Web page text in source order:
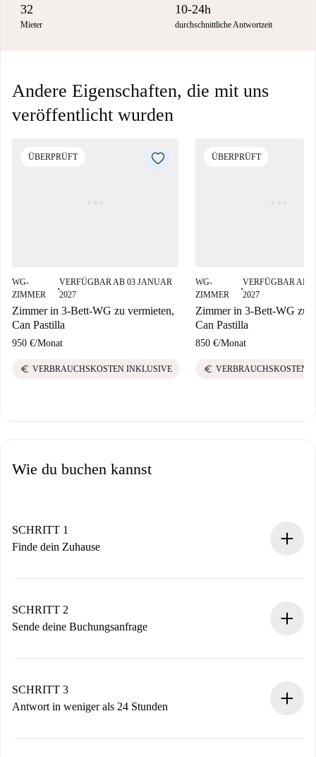
32
Mieter
10-24h
durchschnittliche Antwortzeit
Andere Eigenschaften, die mit uns
veröffentlicht wurden
ÜBERPRÜFT
WG-
ZIMMER
■
VERFÜGBAR AB 03 JANUAR
2027
Zimmer in 3-Bett-WG zu vermieten,
Can Pastilla
950 €/Monat
euro VERBRAUCHSKOSTEN INKLUSIVE
ÜBERPRÜFT
WG-
ZIMMER
■
VERFÜGBAR AB
2027
Zimmer in 3-Bett-WG zu
Can Pastilla
850 €/Monat
euro VERBRAUCHSKOSTEN
Wie du buchen kannst
SCHRITT 1
Finde dein Zuhause
Du erhältst alle notwendigen Informationen im Voraus.
SCHRITT 2
Sende deine Buchungsanfrage
Denk daran, dass wir dich erst belasten, wenn der
Vermieter zustimmt.
SCHRITT 3
Antwort in weniger als 24 Stunden